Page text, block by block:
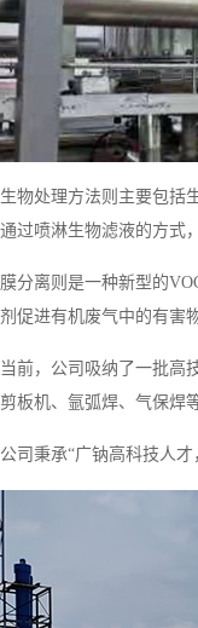
生物处理方法则主要包括
通过喷淋生物滤液的方式
膜分离则是一种新型的
剂促进有机废气中的有害
当前，公司吸纳了一批高
剪板机、氩弧焊、气保焊
公司秉承“广钠高科技人